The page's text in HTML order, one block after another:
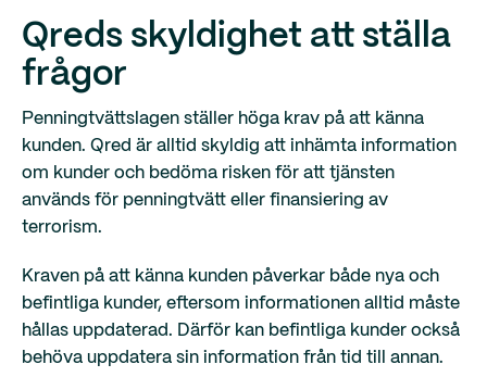
Qreds skyldighet att ställa
frågor
Penningtvättslagen ställer höga krav på att känna
kunden. Qred är alltid skyldig att inhämta information
om kunder och bedöma risken för att tjänsten
används för penningtvätt eller finansiering av
terrorism.
Kraven på att känna kunden påverkar både nya och
befintliga kunder, eftersom informationen alltid måste
hållas uppdaterad. Därför kan befintliga kunder också
behöva uppdatera sin information från tid till annan.